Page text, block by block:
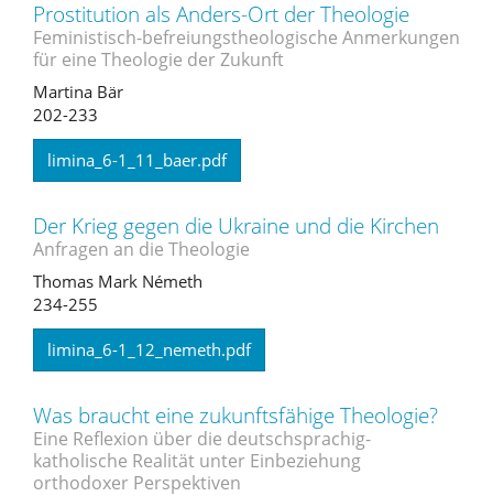
Prostitution als Anders-Ort der Theologie
Feministisch-befreiungstheologische Anmerkungen
für eine Theologie der Zukunft
Martina Bär
202-233
limina_6-1_11_baer.pdf
Der Krieg gegen die Ukraine und die Kirchen
Anfragen an die Theologie
Thomas Mark Németh
234-255
limina_6-1_12_nemeth.pdf
Was braucht eine zukunftsfähige Theologie?
Eine Reflexion über die deutschsprachig-
katholische Realität unter Einbeziehung
orthodoxer Perspektiven